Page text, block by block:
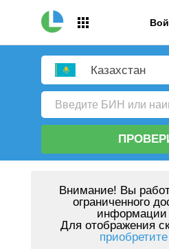
Казахстан
Внимание! Вы
ограниченного
информации
Для отображения